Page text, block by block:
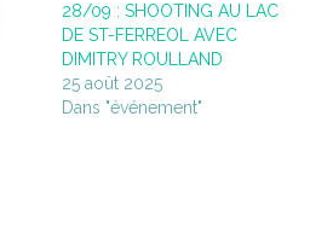
28/09 : SHOOTING AU LAC
DE ST-FERREOL AVEC
DIMITRY ROULLAND
25 août 2025
Dans "événement"